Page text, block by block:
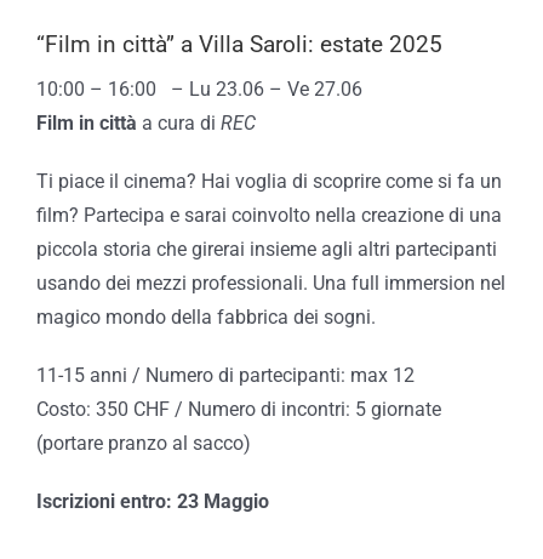
“Film in città” a Villa Saroli: estate 2025
10:00 – 16:00 – Lu 23.06 – Ve 27.06
Film in città a cura di REC
Ti piace il cinema? Hai voglia di scoprire come si fa un
film? Partecipa e sarai coinvolto nella creazione di una
piccola storia che girerai insieme agli altri partecipanti
usando dei mezzi professionali. Una full immersion nel
magico mondo della fabbrica dei sogni.
11-15 anni / Numero di partecipanti: max 12
Costo: 350 CHF / Numero di incontri: 5 giornate
(portare pranzo al sacco)
Iscrizioni entro: 23 Maggio